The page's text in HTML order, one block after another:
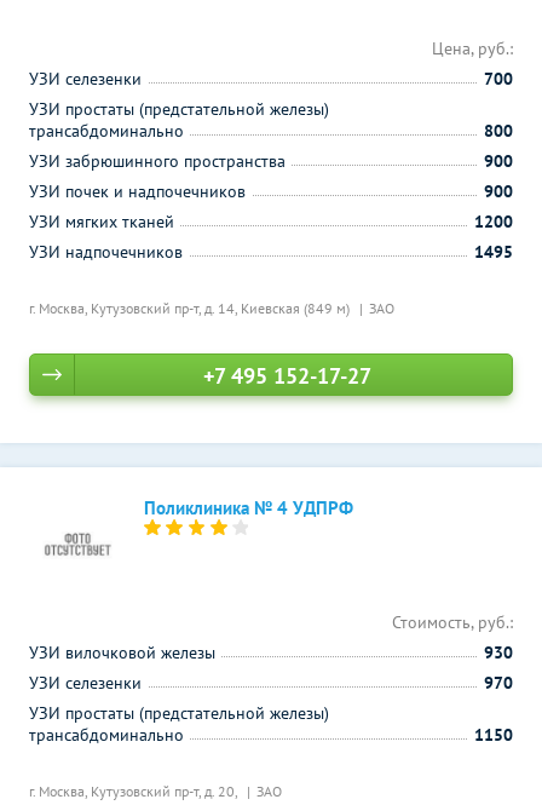
г. Москва, Кутузовский пр-т, д. 14, Киевская (849 м) ЗАО
Цена, руб.:
УЗИ селезенки
700
УЗИ простаты (предстательной железы)
трансабдоминально
800
УЗИ забрюшинного пространства
900
УЗИ почек и надпочечников
900
УЗИ мягких тканей
1200
УЗИ надпочечников
1495
+7 495 152-17-27
Поликлиника № 4 УДПРФ
г. Москва, Кутузовский пр-т, д. 20, ЗАО
Стоимость, руб.:
УЗИ вилочковой железы
930
УЗИ селезенки
970
УЗИ простаты (предстательной железы)
трансабдоминально
1150